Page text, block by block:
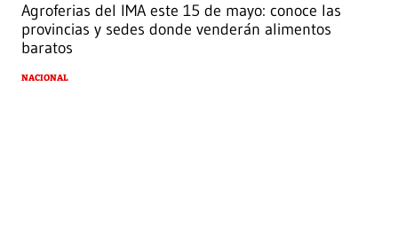
Agroferias del IMA este 15 de mayo: conoce las
provincias y sedes donde venderán alimentos
baratos
NACIONAL